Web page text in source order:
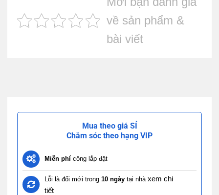
về sản phẩm &
bài viết
Mua theo giá SỈ
Chăm sóc theo hạng VIP
Miễn phí công lắp đặt
Lỗi là đổi mới trong 10 ngày tại nhà xem chi
tiết